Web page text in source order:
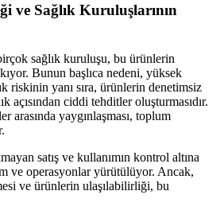
ve Sağlık Kuruluşlarının
sağlık kuruluşu, bu ürünlerin
Bunun başlıca nedeni, yüksek
riskinin yanı sıra, ürünlerin denetimsiz
açısından ciddi tehditler oluşturmasıdır.
arasında yaygınlaşması, toplum
satış ve kullanımın kontrol altına
ve operasyonlar yürütülüyor. Ancak,
ve ürünlerin ulaşılabilirliği, bu